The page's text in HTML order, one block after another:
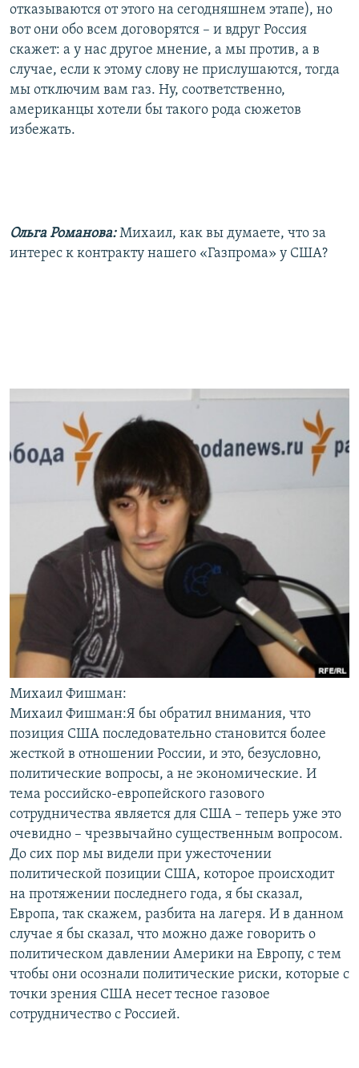
отказываются от этого на сегодняшнем этапе), но
вот они обо всем договорятся – и вдруг Россия
скажет: а у нас другое мнение, а мы против, а в
случае, если к этому слову не прислушаются, тогда
мы отключим вам газ. Ну, соответственно,
американцы хотели бы такого рода сюжетов
избежать.
Ольга Романова: Михаил, как вы думаете, что за
интерес к контракту нашего «Газпрома» у США?
Михаил Фишман:
Михаил Фишман:Я бы обратил внимания, что
позиция США последовательно становится более
жесткой в отношении России, и это, безусловно,
политические вопросы, а не экономические. И
тема российско-европейского газового
сотрудничества является для США – теперь уже это
очевидно – чрезвычайно существенным вопросом.
До сих пор мы видели при ужесточении
политической позиции США, которое происходит
на протяжении последнего года, я бы сказал,
Европа, так скажем, разбита на лагеря. И в данном
случае я бы сказал, что можно даже говорить о
политическом давлении Америки на Европу, с тем
чтобы они осознали политические риски, которые с
точки зрения США несет тесное газовое
сотрудничество с Россией.